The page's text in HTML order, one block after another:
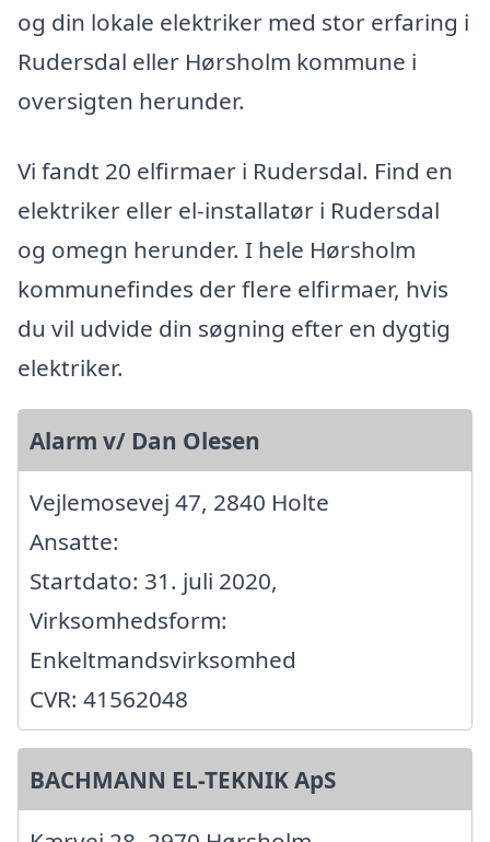
og din lokale elektriker med stor erfaring i
Rudersdal eller Hørsholm kommune i
oversigten herunder.
Vi fandt 20 elfirmaer i Rudersdal. Find en
elektriker eller el-installatør i Rudersdal
og omegn herunder. I hele Hørsholm
kommunefindes der flere elfirmaer, hvis
du vil udvide din søgning efter en dygtig
elektriker.
Alarm v/ Dan Olesen
Vejlemosevej 47, 2840 Holte
Ansatte:
Startdato: 31. juli 2020,
Virksomhedsform:
Enkeltmandsvirksomhed
CVR: 41562048
BACHMANN EL-TEKNIK ApS